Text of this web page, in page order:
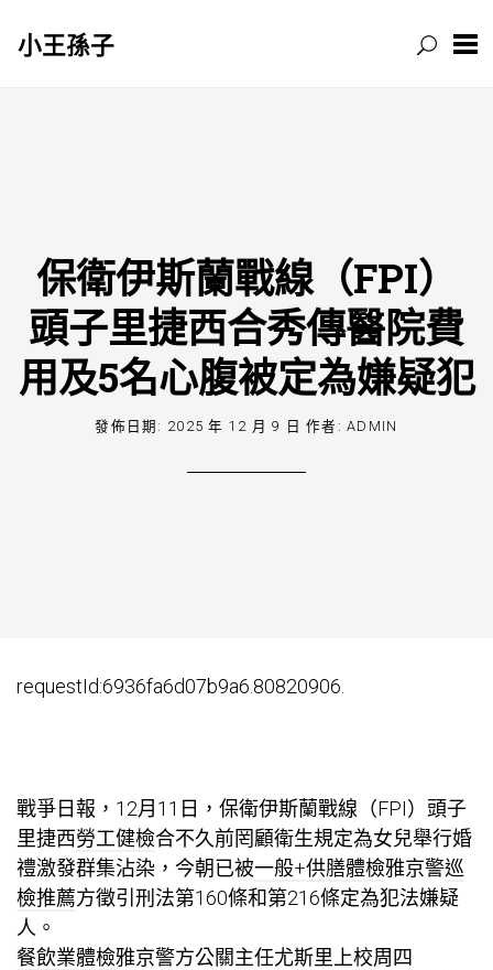
小王孫子
保衛伊斯蘭戰線（FPI）
頭子里捷西合秀傳醫院費
用及5名心腹被定為嫌疑犯
發佈日期: 2025 年 12 月 9 日 作者:ADMIN
requestId:6936fa6d07b9a6.80820906.
戰爭日報，12月11日，保衛伊斯蘭戰線（FPI）頭子
里捷西勞工健檢合不久前罔顧衛生規定為女兒舉行婚
禮激發群集沾染，今朝已被一般+供膳體檢雅京警巡
檢推薦方徵引刑法第160條和第216條定為犯法嫌疑
人。
餐飲業體檢雅京警方公關主任尤斯里上校周四